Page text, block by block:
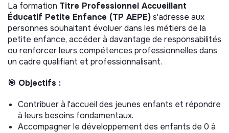
La formation Titre Professionnel Accueillant
Éducatif Petite Enfance (TP AEPE)s'adresse aux
personnes souhaitant évoluer dans les métiers de la
petite enfance, accéder à davantage de responsabilités
ou renforcer leurs compétences professionnelles dans
un cadre qualifiant et professionnalisant.
🎯 Objectifs :
Contribuer à l'accueil des jeunes enfants et répondre
à leurs besoins fondamentaux.
Accompagner le développement des enfants de 0 à